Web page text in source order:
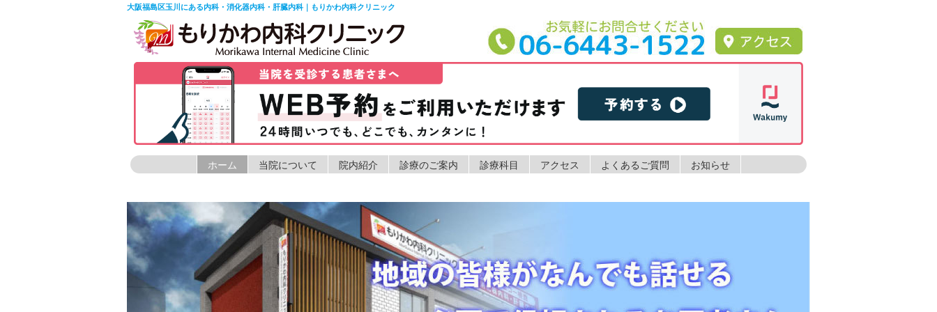
大阪福島区玉川にある内科・消化器内科・肝臓内科｜もりかわ内科クリニック
ホーム 当院について 院内紹介 診療のご案内 診療科目 アクセス よくあるご質問 お知らせ